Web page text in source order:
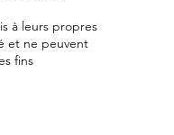
à leurs propres
et ne peuvent
fins